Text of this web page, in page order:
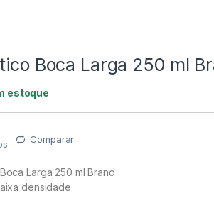
Boca Larga 250 ml
estoque
Comparar
Larga 250 ml Brand
densidade